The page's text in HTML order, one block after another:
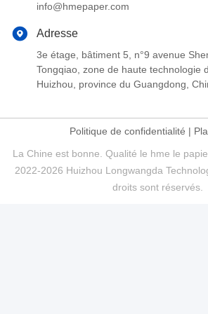
info@hmepaper.com
Adresse
3e étage, bâtiment 5, n°9 avenue
Tongqiao, zone de haute technologie
Huizhou, province du Guangdong,
Politique de confidentialité |
La Chine est bonne. Qualité le hme le
2022-2026 Huizhou Longwangda
droits sont réservés.